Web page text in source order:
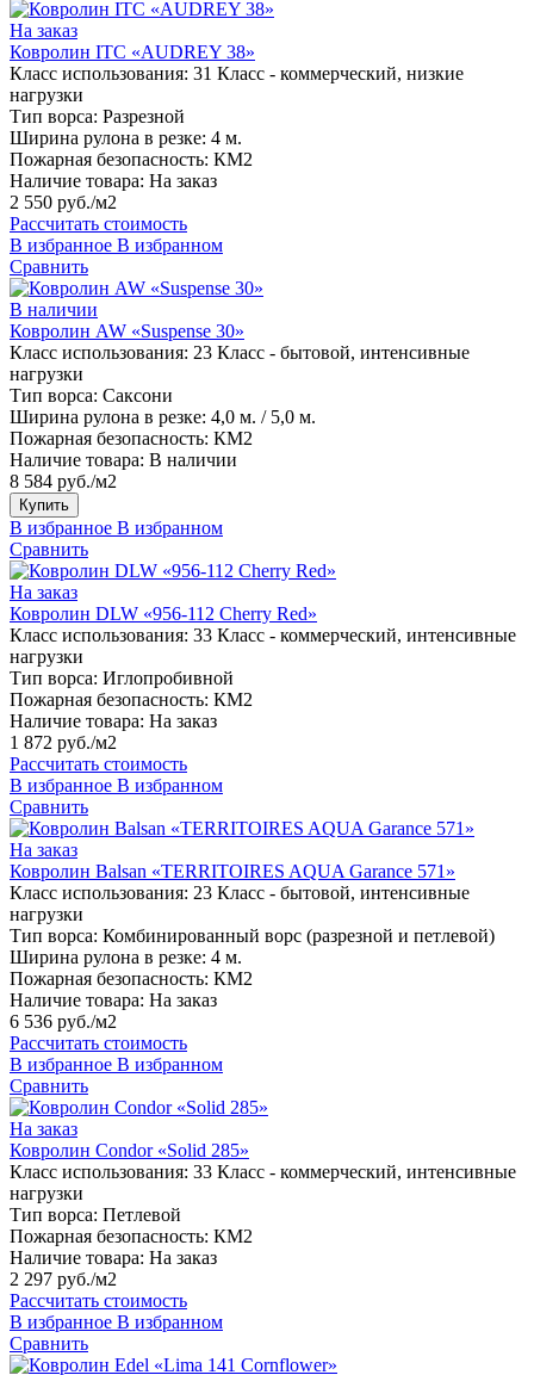
На заказ
Ковролин ITC «AUDREY 38»
Класс использования: 31 Класс - коммерческий, низкие
нагрузки
Тип ворса: Разрезной
Ширина рулона в резке: 4 м.
Пожарная безопасность: КМ2
Наличие товара: На заказ
2 550 руб./м2
Рассчитать стоимость
В избранное В избранном
Сравнить
В наличии
Ковролин AW «Suspense 30»
Класс использования: 23 Класс - бытовой, интенсивные
нагрузки
Тип ворса: Саксони
Ширина рулона в резке: 4,0 м. / 5,0 м.
Пожарная безопасность: КМ2
Наличие товара: В наличии
8 584 руб./м2
Купить
В избранное В избранном
Сравнить
На заказ
Ковролин DLW «956-112 Cherry Red»
Класс использования: 33 Класс - коммерческий, интенсивные
нагрузки
Тип ворса: Иглопробивной
Пожарная безопасность: КМ2
Наличие товара: На заказ
1 872 руб./м2
Рассчитать стоимость
В избранное В избранном
Сравнить
На заказ
Ковролин Balsan «TERRITOIRES AQUA Garance 571»
Класс использования: 23 Класс - бытовой, интенсивные
нагрузки
Тип ворса: Комбинированный ворс (разрезной и петлевой)
Ширина рулона в резке: 4 м.
Пожарная безопасность: КМ2
Наличие товара: На заказ
6 536 руб./м2
Рассчитать стоимость
В избранное В избранном
Сравнить
На заказ
Ковролин Condor «Solid 285»
Класс использования: 33 Класс - коммерческий, интенсивные
нагрузки
Тип ворса: Петлевой
Пожарная безопасность: КМ2
Наличие товара: На заказ
2 297 руб./м2
Рассчитать стоимость
В избранное В избранном
Сравнить